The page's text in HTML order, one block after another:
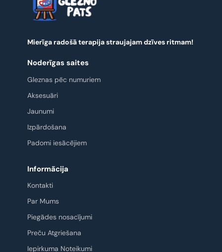
Mierīga radošā terapija straujajam dzīves ritmam!
Noderīgas saites
Gleznas pēc numuriem
Aksesuāri
Jaunumi
Izpārdošana
Padomi iesācējiem
Informācija
Kontakti
Par Mums
Piegādes nosacījumi
Preču Atgriešana
Iepirkuma Noteikumi